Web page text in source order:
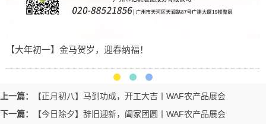
【大年初一】金马贺岁，迎春纳福！
上一篇：
【正月初八】马到功成，开工大吉丨WAF农产品展会
下一篇：
【今日除夕】辞旧迎新，阖家团圆丨WAF农产品展会